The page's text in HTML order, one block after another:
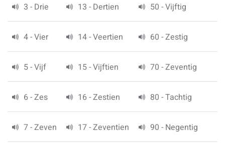
3 - Drie 13 - Dertien 50 - Vijftig
4 - Vier 14 - Veertien 60 - Zestig
5 - Vijf 15 - Vijftien 70 - Zeventig
6 - Zes 16 - Zestien 80 - Tachtig
7 - Zeven 17 - Zeventien 90 - Negentig